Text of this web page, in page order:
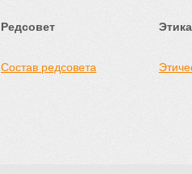
Редсовет
Состав редсовета
Этика